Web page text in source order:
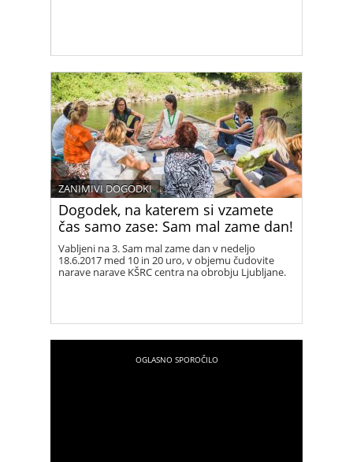
Dogodek, na katerem si vzamete
čas samo zase: Sam mal zame dan!
ZANIMIVI DOGODKI
Vabljeni na 3. Sam mal zame dan v nedeljo
18.6.2017 med 10 in 20 uro, v objemu čudovite
narave narave KŠRC centra na obrobju Ljubljane.